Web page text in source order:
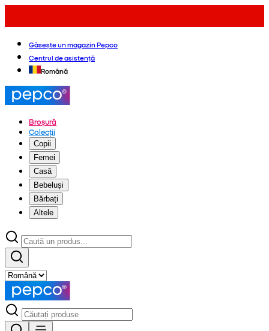
Găsește un magazin Pepco
Centrul de asistență
Română
Broșură
Colecții
Copii
Femei
Casă
Bebeluși
Bărbați
Altele